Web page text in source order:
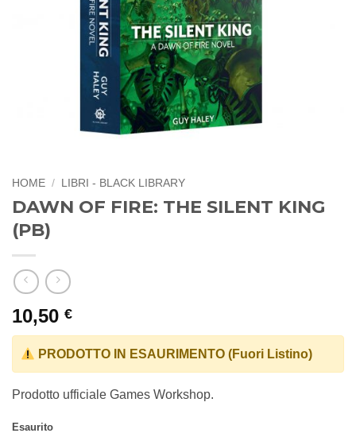
HOME / LIBRI - BLACK LIBRARY
DAWN OF FIRE: THE SILENT KING
(PB)
10,50 €
PRODOTTO IN ESAURIMENTO (Fuori Listino)
Prodotto ufficiale Games Workshop.
Esaurito